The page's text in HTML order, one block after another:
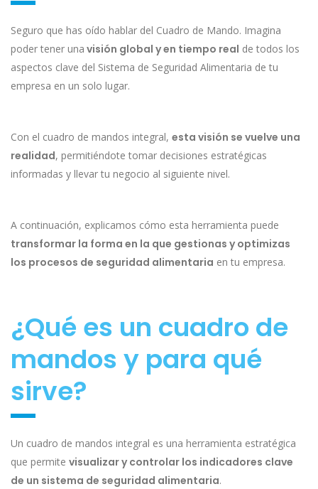
Seguro que has oído hablar del Cuadro de Mando. Imagina
poder tener una visión global y en tiempo real de todos los
aspectos clave del Sistema de Seguridad Alimentaria de tu
empresa en un solo lugar.
Con el cuadro de mandos integral, esta visión se vuelve una
realidad, permitiéndote tomar decisiones estratégicas
informadas y llevar tu negocio al siguiente nivel.
A continuación, explicamos cómo esta herramienta puede
transformar la forma en la que gestionas y optimizas
los procesos de seguridad alimentaria en tu empresa.
¿Qué es un cuadro de
mandos y para qué
sirve?
Un cuadro de mandos integral es una herramienta estratégica
que permite visualizar y controlar los indicadores clave
de un sistema de seguridad alimentaria.